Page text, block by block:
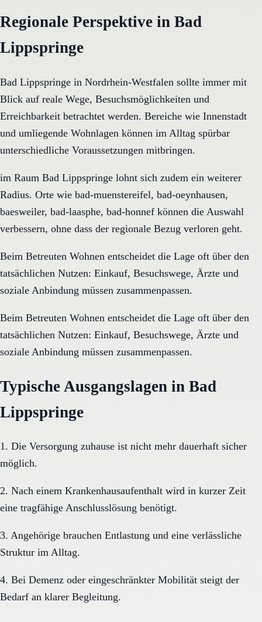
Regionale Perspektive in Bad
Lippspringe
Bad Lippspringe in Nordrhein-Westfalen sollte immer mit
Blick auf reale Wege, Besuchsmöglichkeiten und
Erreichbarkeit betrachtet werden. Bereiche wie Innenstadt
und umliegende Wohnlagen können im Alltag spürbar
unterschiedliche Voraussetzungen mitbringen.
im Raum Bad Lippspringe lohnt sich zudem ein weiterer
Radius. Orte wie bad-muenstereifel, bad-oeynhausen,
baesweiler, bad-laasphe, bad-honnef können die Auswahl
verbessern, ohne dass der regionale Bezug verloren geht.
Beim Betreuten Wohnen entscheidet die Lage oft über den
tatsächlichen Nutzen: Einkauf, Besuchswege, Ärzte und
soziale Anbindung müssen zusammenpassen.
Beim Betreuten Wohnen entscheidet die Lage oft über den
tatsächlichen Nutzen: Einkauf, Besuchswege, Ärzte und
soziale Anbindung müssen zusammenpassen.
Typische Ausgangslagen in Bad
Lippspringe
1. Die Versorgung zuhause ist nicht mehr dauerhaft sicher
möglich.
2. Nach einem Krankenhausaufenthalt wird in kurzer Zeit
eine tragfähige Anschlusslösung benötigt.
3. Angehörige brauchen Entlastung und eine verlässliche
Struktur im Alltag.
4. Bei Demenz oder eingeschränkter Mobilität steigt der
Bedarf an klarer Begleitung.